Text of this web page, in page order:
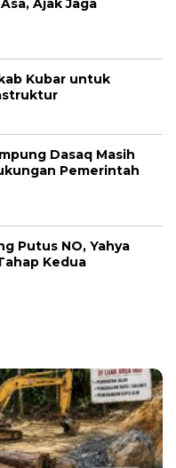
Kubar untuk
Dasaq Masih
Pemerintah
Putus NO, Yahya
Kedua